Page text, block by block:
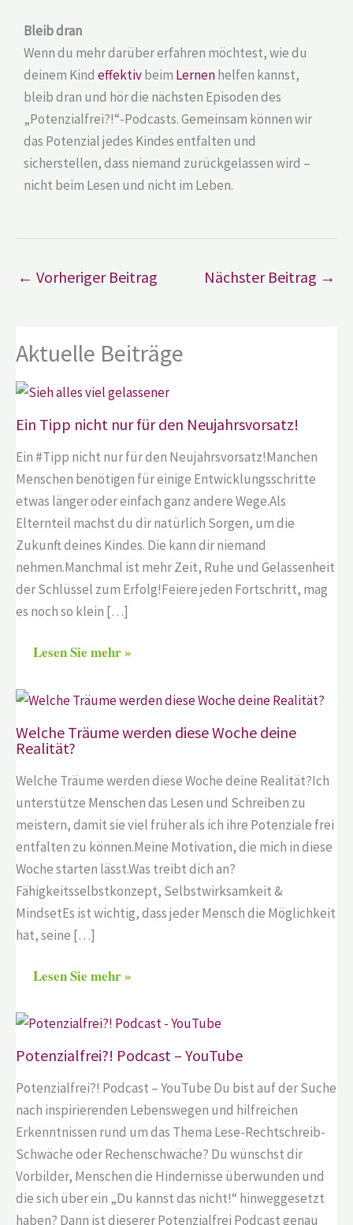
Bleib dran
Wenn du mehr darüber erfahren möchtest, wie du
deinem Kind effektivbeim Lernenhelfen kannst,
bleib dran und hör die nächsten Episoden des
„Potenzialfrei?!“-Podcasts. Gemeinsam können wir
das Potenzial jedes Kindes entfalten und
sicherstellen, dass niemand zurückgelassen wird –
nicht beim Lesen und nicht im Leben.
← Vorheriger Beitrag Nächster Beitrag →
Aktuelle Beiträge
Ein Tipp nicht nur für den Neujahrsvorsatz!
Ein #Tipp nicht nur für den Neujahrsvorsatz!Manchen
Menschen benötigen für einige Entwicklungsschritte
etwas länger oder einfach ganz andere Wege.Als
Elternteil machst du dir natürlich Sorgen, um die
Zukunft deines Kindes. Die kann dir niemand
nehmen.Manchmal ist mehr Zeit, Ruhe und Gelassenheit
der Schlüssel zum Erfolg!Feiere jeden Fortschritt, mag
es noch so klein […]
Lesen Sie mehr »
Welche Träume werden diese Woche deine
Realität?
Welche Träume werden diese Woche deine Realität?Ich
unterstütze Menschen das Lesen und Schreiben zu
meistern, damit sie viel früher als ich ihre Potenziale frei
entfalten zu können.Meine Motivation, die mich in diese
Woche starten lässt.Was treibt dich an?
Fähigkeitsselbstkonzept, Selbstwirksamkeit &
MindsetEs ist wichtig, dass jeder Mensch die Möglichkeit
hat, seine […]
Lesen Sie mehr »
Potenzialfrei?! Podcast – YouTube
Potenzialfrei?! Podcast – YouTube Du bist auf der Suche
nach inspirierenden Lebenswegen und hilfreichen
Erkenntnissen rund um das Thema Lese-Rechtschreib-
Schwäche oder Rechenschwäche? Du wünschst dir
Vorbilder, Menschen die Hindernisse überwunden und
die sich über ein „Du kannst das nicht!“ hinweggesetzt
haben? Dann ist dieserer Potenzialfrei Podcast genau